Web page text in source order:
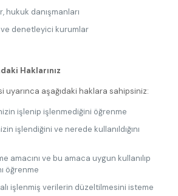
hukuk danışmanları
denetleyici kurumlar
Haklarınız
uyarınca aşağıdaki haklara sahipsiniz:
işlenip işlenmediğini öğrenme
işlendiğini ve nerede kullanıldığını
amacını ve bu amaca uygun kullanılıp
öğrenme
işlenmiş verilerin düzeltilmesini isteme